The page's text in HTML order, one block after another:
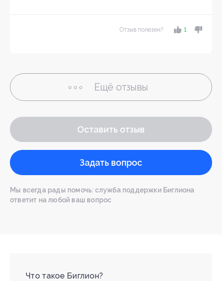
Отзыв полезен? 1
Ещё отзывы
Оставить отзыв
Задать вопрос
Мы всегда рады помочь: служба поддержки Биглиона
ответит на любой ваш вопрос
Что такое Биглион?